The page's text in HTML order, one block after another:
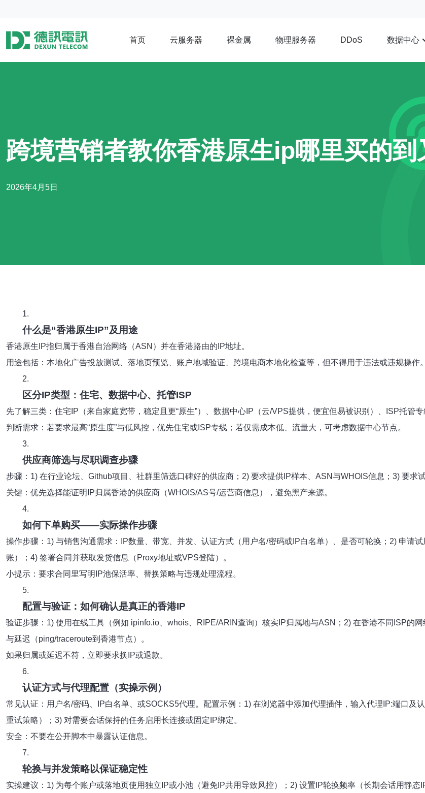
首页 云服务器 裸金属 物理服务器 DDoS 数据中心
跨境营销者教你香港原生ip哪里买的到
2026年4月5日
1.
什么是“香港原生IP”及用途
香港原生IP指归属于香港自治网络（ASN）并在香港路由的IP地址。
用途包括：本地化广告投放测试、落地页预览、账户地域验证、跨境电商本地化检查等，但不得用于违法或违规操作。
2.
区分IP类型：住宅、数据中心、托管ISP
先了解三类：住宅IP（来自家庭宽带，稳定且更“原生”）、数据中心IP（云/VPS提供，便宜但易被识别）、ISP托管专
判断需求：若要求最高“原生度”与低风控，优先住宅或ISP专线；若仅需成本低、流量大，可考虑数据中心节点。
3.
供应商筛选与尽职调查步骤
步骤：1) 在行业论坛、Github项目、社群里筛选口碑好的供应商；2) 要求提供IP样本、ASN与WHOIS信息；3) 要求
关键：优先选择能证明IP归属香港的供应商（WHOIS/AS号/运营商信息），避免黑产来源。
4.
如何下单购买——实际操作步骤
操作步骤：1) 与销售沟通需求：IP数量、带宽、并发、认证方式（用户名/密码或IP白名单）、是否可轮换；2) 申请
账）；4) 签署合同并获取发货信息（Proxy地址或VPS登陆）。
小提示：要求合同里写明IP池保活率、替换策略与违规处理流程。
5.
配置与验证：如何确认是真正的香港IP
验证步骤：1) 使用在线工具（例如 ipinfo.io、whois、RIPE/ARIN查询）核实IP归属地与ASN；2) 在香港不同ISP的
与延迟（ping/traceroute到香港节点）。
如果归属或延迟不符，立即要求换IP或退款。
6.
认证方式与代理配置（实操示例）
常见认证：用户名/密码、IP白名单、或SOCKS5代理。配置示例：1) 在浏览器中添加代理插件，输入代理IP:端口及
重试策略）；3) 对需要会话保持的任务启用长连接或固定IP绑定。
安全：不要在公开脚本中暴露认证信息。
7.
轮换与并发策略以保证稳定性
实操建议：1) 为每个账户或落地页使用独立IP或小池（避免IP共用导致风控）；2) 设置IP轮换频率（长期会话用静